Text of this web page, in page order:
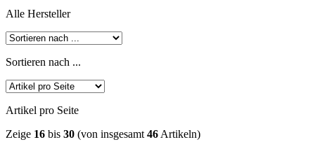
Alle Hersteller
Sortieren nach ...
Artikel pro Seite
Zeige 16 bis 30 (von insgesamt 46 Artikeln)